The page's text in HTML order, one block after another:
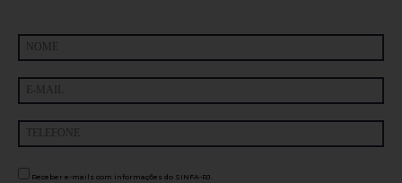
Receber e-mails com informações do SINFA-RJ.